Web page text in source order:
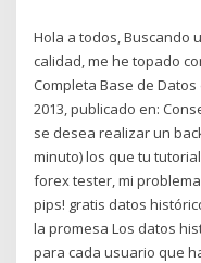
Hola a todos, Buscando
calidad, me he topado
Completa Base de Datos
2013, publicado en:
se desea realizar un
minuto) los que tu
forex tester, mi
pips! gratis datos
la promesa Los datos
para cada usuario que